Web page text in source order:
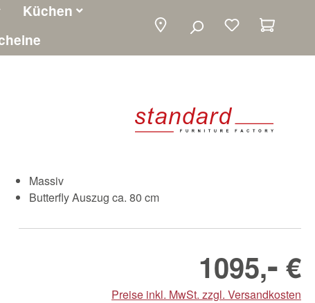
Küchen
Massiv
Butterfly Auszug ca. 80 cm
1095,- €
Preise inkl. MwSt. zzgl. Versandkosten